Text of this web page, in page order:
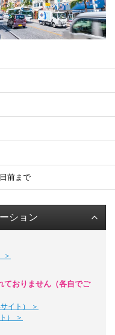
前まで
ション
＞
ておりません（各自でご
イト） ＞
） ＞